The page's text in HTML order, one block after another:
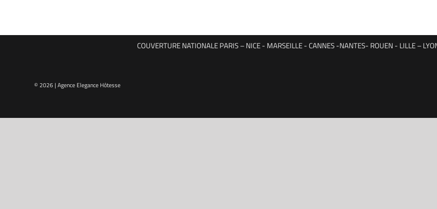
COUVERTURE NATIONALE PARIS – NICE - MARSEILLE - CANNES -NANTES- ROUEN - LILLE –
© 2026 | Agence Elegance Hôtesse